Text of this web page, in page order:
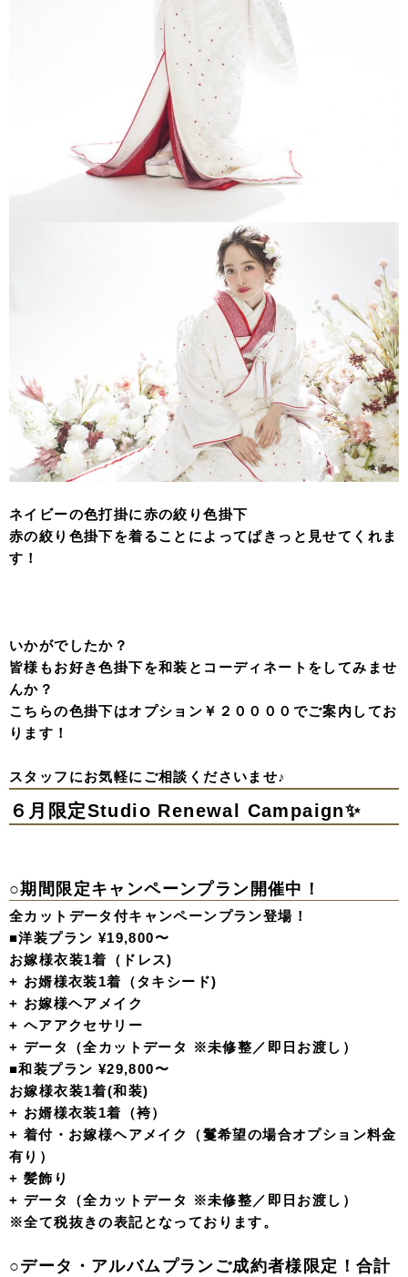
ネイビーの色打掛に赤の絞り色掛下
赤の絞り色掛下を着ることによってぱきっと見せてくれま
す！
いかがでしたか？
皆様もお好き色掛下を和装とコーディネートをしてみませ
んか？
こちらの色掛下はオプション￥２００００でご案内してお
ります！
スタッフにお気軽にご相談くださいませ♪
６月限定Studio Renewal Campaign✨
○期間限定キャンペーンプラン開催中！
全カットデータ付キャンペーンプラン登場！
■洋装プラン ¥19,800〜
お嫁様衣装1着（ドレス)
+ お婿様衣装1着（タキシード)
+ お嫁様ヘアメイク
+ ヘアアクセサリー
+ データ（全カットデータ ※未修整／即日お渡し）
■和装プラン ¥29,800〜
お嫁様衣装1着(和装)
+ お婿様衣装1着（袴）
+ 着付・お嫁様ヘアメイク（鬘希望の場合オプション料金
有り）
+ 髪飾り
+ データ（全カットデータ ※未修整／即日お渡し）
※全て税抜きの表記となっております。
○データ・アルバムプランご成約者様限定！合計